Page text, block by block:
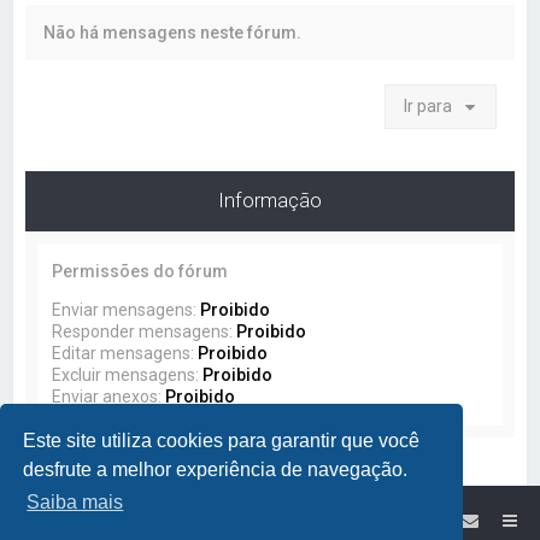
Este site utiliza cookies para garantir que você
desfrute a melhor experiência de navegação.
Saiba mais
Não há mensagens neste fórum.
Ir para
Informação
Permissões do fórum
Enviar mensagens: Proibido
Responder mensagens: Proibido
Editar mensagens: Proibido
Excluir mensagens: Proibido
Enviar anexos: Proibido